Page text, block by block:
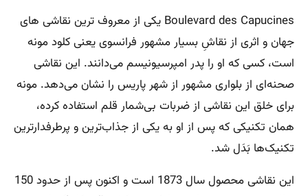
Boulevard des Capucines یکی از معروف ترین نقاشی های
جهان و اثری از نقاشِ بسیار مشهور فرانسوی یعنی کلود مونه
است، کسی که او را پدر امپرسیونیسم می‌دانند. این نقاشی
صحنه‌ای از بلواری مشهور از شهر پاریس را نشان می‌دهد. مونه
برای خلق این نقاشی از ضربات بی‌شمار قلم استفاده کرده،
همان تکنیکی که پس از او به یکی از جذاب‌ترین و پرطرفدارترین
تکنیک‌ها بَدَل شد.
این نقاشی محصول سال 1873 است و اکنون پس از حدود 150